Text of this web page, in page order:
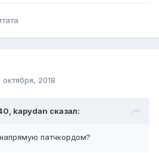
октября, 2018
kapydan сказал:
патчкордом?